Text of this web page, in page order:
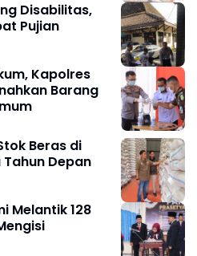
Disabilitas,
Pujian
Kapolres
Barang
Beras di
Depan
Melantik 128